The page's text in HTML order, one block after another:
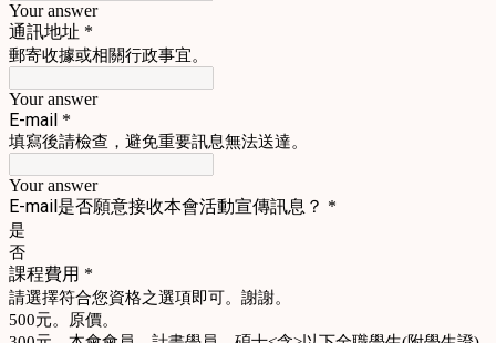
Your answer
通訊地址 *
郵寄收據或相關行政事宜。
Your answer
E-mail *
填寫後請檢查，避免重要訊息無法送達。
Your answer
E-mail是否願意接收本會活動宣傳訊息？ *
是
否
課程費用 *
請選擇符合您資格之選項即可。謝謝。
500元。原價。